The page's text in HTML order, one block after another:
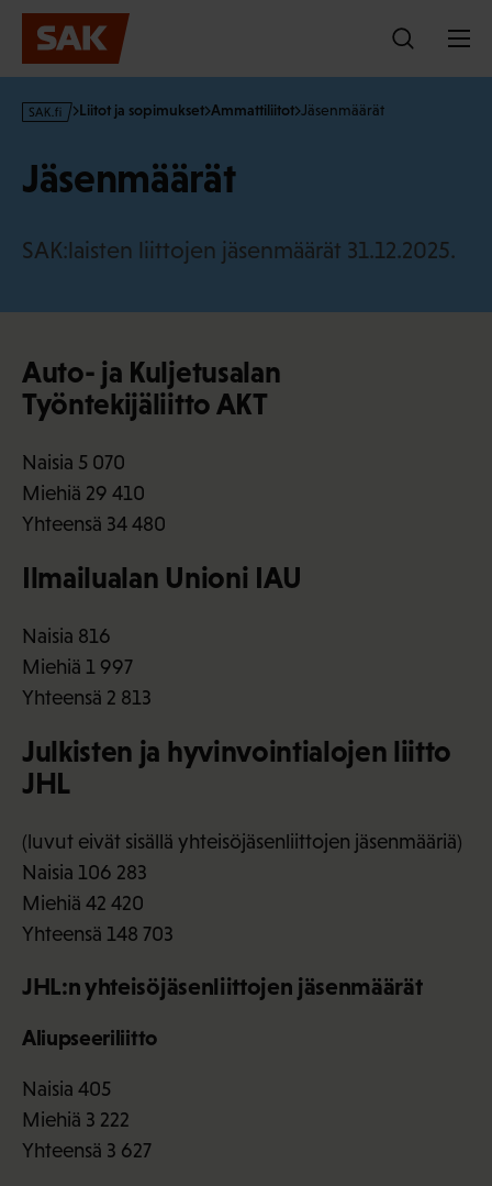
Hyppää
sisältöön
s
Liitot ja sopimukset Ammattiliitot Jäsenmäärät
Jäsenmäärät
SAK:laisten liittojen jäsenmäärät 31.12.2025.
Auto- ja Kuljetusalan
Työntekijäliitto AKT
Naisia 5 070
Miehiä 29 410
Yhteensä 34 480
Ilmailualan Unioni IAU
Naisia 816
Miehiä 1 997
Yhteensä 2 813
Julkisten ja hyvinvointialojen liitto
JHL
(luvut eivät sisällä yhteisöjäsenliittojen jäsenmääriä)
Naisia 106 283
Miehiä 42 420
Yhteensä 148 703
JHL:n yhteisöjäsenliittojen jäsenmäärät
Aliupseeriliitto
Naisia 405
Miehiä 3 222
Yhteensä 3 627